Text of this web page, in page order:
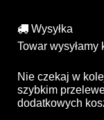
Wysyłka
Towar
Nie czekaj w
szybkim
dodatkowych